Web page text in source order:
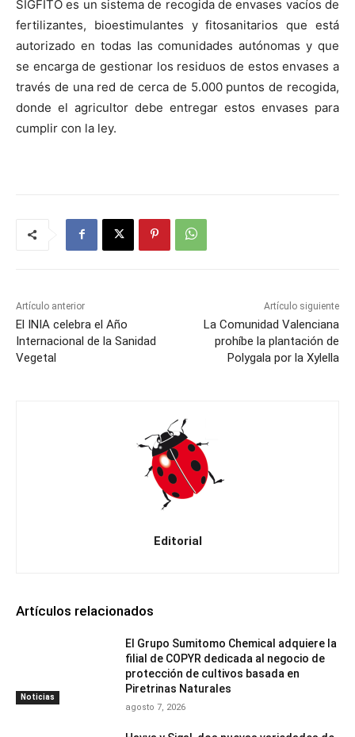
SIGFITO es un sistema de recogida de envases vacíos de
fertilizantes, bioestimulantes y fitosanitarios que está
autorizado en todas las comunidades autónomas y que
se encarga de gestionar los residuos de estos envases a
través de una red de cerca de 5.000 puntos de recogida,
donde el agricultor debe entregar estos envases para
cumplir con la ley.
Artículo anterior
El INIA celebra el Año
Internacional de la Sanidad
Vegetal
Artículo siguiente
La Comunidad Valenciana
prohíbe la plantación de
Polygala por la Xylella
Editorial
Artículos relacionados
Noticias
El Grupo Sumitomo Chemical adquiere la
filial de COPYR dedicada al negocio de
protección de cultivos basada en
Piretrinas Naturales
agosto 7, 2026